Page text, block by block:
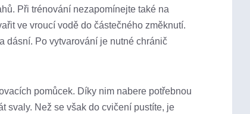
Při trénování nezapomínejte také na
ve vroucí vodě do částečného změknutí.
dásní. Po vytvarování je nutné chránič
pomůcek. Díky nim nabere potřebnou
svaly. Než se však do cvičení pustíte, je